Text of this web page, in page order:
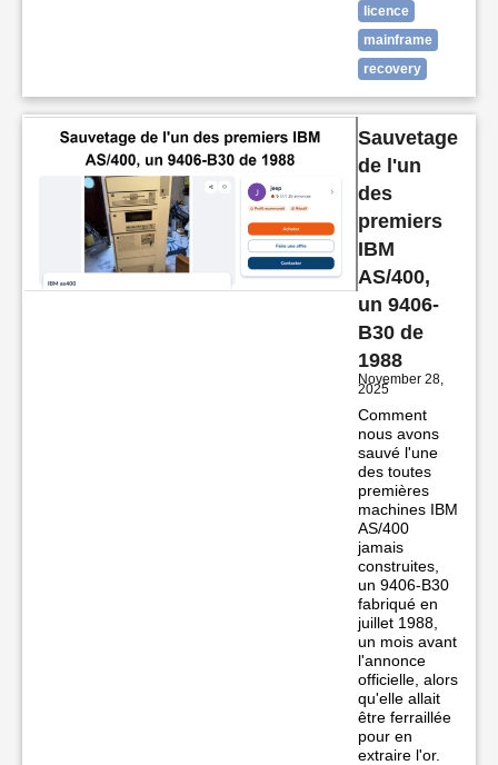
licence
mainframe
recovery
Sauvetage
de l'un
des
premiers
IBM
AS/400,
un 9406-
B30 de
1988
November 28,
2025
Comment
nous avons
sauvé l'une
des toutes
premières
machines IBM
AS/400
jamais
construites,
un 9406-B30
fabriqué en
juillet 1988,
un mois avant
l'annonce
officielle, alors
qu'elle allait
être ferraillée
pour en
extraire l'or.